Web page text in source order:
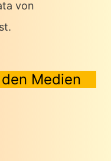
von
Medien